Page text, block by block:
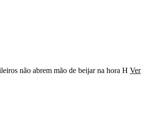
não abrem mão de beijar na hora H Ver